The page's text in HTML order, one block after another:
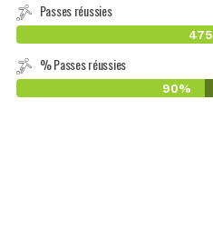
Passes réussies
475
% Passes réussies
90%